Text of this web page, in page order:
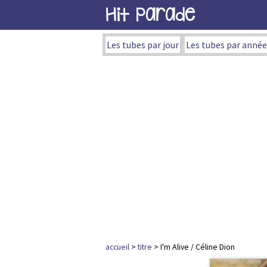
Hit Parade
Les tubes par jour Les tubes par année
accueil >titre > I'm Alive / Céline Dion